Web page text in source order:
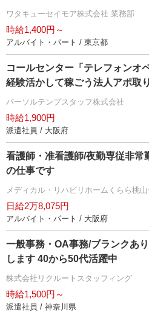
ワタキューセイモア株式会社 業務部
時給1,400円～
アルバイト・パート / 東京都
コールセンター「テレフォンオ
経験活かして稼ごう法人アポ取
パーソルテンプスタッフ株式会社
時給1,900円
派遣社員 / 大阪府
看護師・准看護師/夜勤専従非常
の仕事です
メディカル・リハビリホームくらら桃山
日給2万8,075円
アルバイト・パート / 大阪府
一般事務・OA事務/ブランクあ
します 40から50代活躍中
株式会社リクルートスタッフィング
時給1,500円～
派遣社員 / 神奈川県